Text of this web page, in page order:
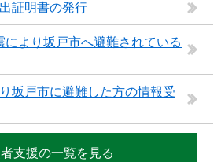
証明書の発行
により坂戸市へ避難されている
坂戸市に避難した方の情報受
支援の一覧を見る